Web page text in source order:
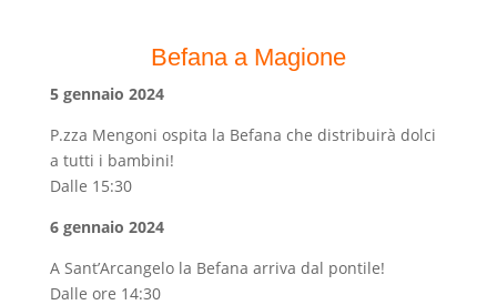
Befana a Magione
5 gennaio 2024
P.zza Mengoni ospita la Befana che distribuirà dolci
a tutti i bambini!
Dalle 15:30
6 gennaio 2024
A Sant’Arcangelo la Befana arriva dal pontile!
Dalle ore 14:30